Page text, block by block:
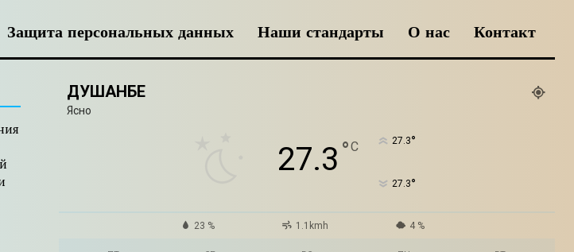
Защита персональных данных Наши стандарты О нас Контакт
ДУШАНБЕ
Ясно
27.3 °C 27.3°
27.3°
23 % 1.1kmh 4 %